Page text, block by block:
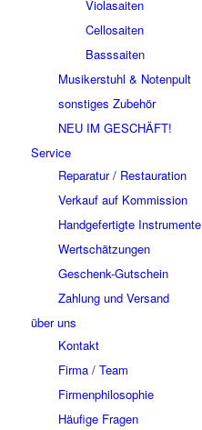
Violasaiten
Cellosaiten
Basssaiten
Musikerstuhl & Notenpult
sonstiges Zubehör
NEU IM GESCHÄFT!
Service
Reparatur / Restauration
Verkauf auf Kommission
Handgefertigte Instrumente
Wertschätzungen
Geschenk-Gutschein
Zahlung und Versand
über uns
Kontakt
Firma / Team
Firmenphilosophie
Häufige Fragen